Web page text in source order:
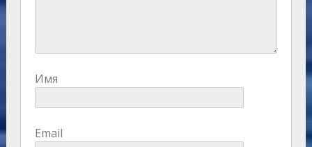
Имя
Email